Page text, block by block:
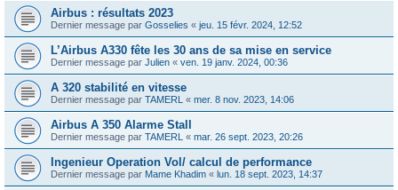
Airbus : résultats 2023
Dernier message par Gosselies « jeu. 15 févr. 2024, 12:52
L’Airbus A330 fête les 30 ans de sa mise en service
Dernier message par Julien « ven. 19 janv. 2024, 00:36
A 320 stabilité en vitesse
Dernier message par TAMERL « mer. 8 nov. 2023, 14:06
Airbus A 350 Alarme Stall
Dernier message par TAMERL « mar. 26 sept. 2023, 20:26
Ingenieur Operation Vol/ calcul de performance
Dernier message par Mame Khadim « lun. 18 sept. 2023, 14:37